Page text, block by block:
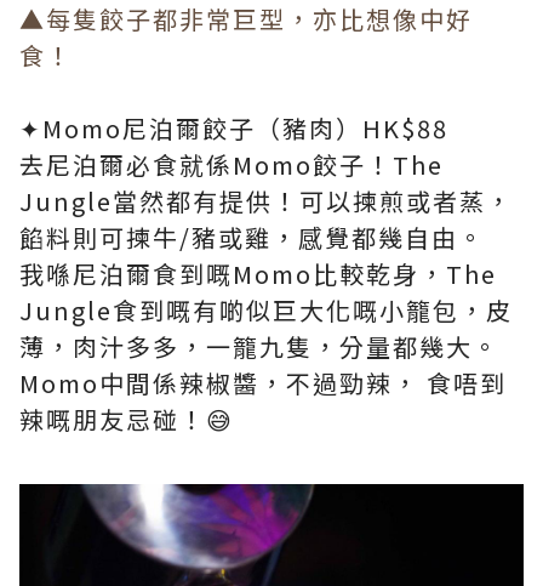
▲每隻餃子都非常巨型，亦比想像中好
食！
✦Momo尼泊爾餃子（豬肉）HK$88​
去尼泊爾必食就係Momo餃子！The
Jungle當然都有提供！可以揀煎或者蒸，
餡料則可揀牛/豬或雞，感覺都幾自由。​
我喺尼泊爾食到嘅Momo比較乾身，The
Jungle食到嘅有啲似巨大化嘅小籠包，皮
薄，肉汁多多，一籠九隻，分量都幾大。
Momo中間係辣椒醬，不過勁辣， 食唔到
辣嘅朋友忌碰！😅​